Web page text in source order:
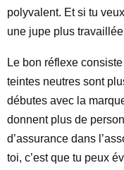
polyvalent. Et si tu
une jupe plus
Le bon réflexe
teintes neutres sont
débutes avec la
donnent plus de
d’assurance dans
toi, c’est que tu peux